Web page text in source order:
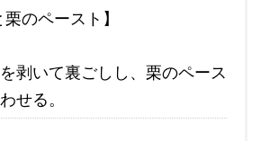
のペースト】
剥いて裏ごしし、栗のペース
せる。